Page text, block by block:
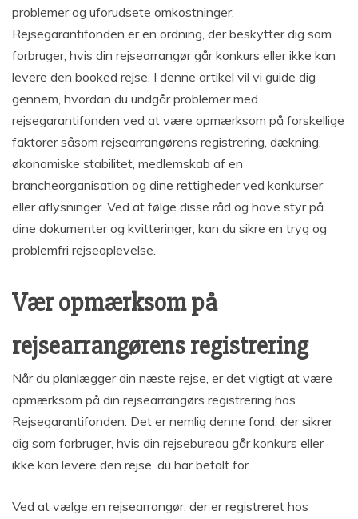
problemer og uforudsete omkostninger.
Rejsegarantifonden er en ordning, der beskytter dig som
forbruger, hvis din rejsearrangør går konkurs eller ikke kan
levere den booked rejse. I denne artikel vil vi guide dig
gennem, hvordan du undgår problemer med
rejsegarantifonden ved at være opmærksom på forskellige
faktorer såsom rejsearrangørens registrering, dækning,
økonomiske stabilitet, medlemskab af en
brancheorganisation og dine rettigheder ved konkurser
eller aflysninger. Ved at følge disse råd og have styr på
dine dokumenter og kvitteringer, kan du sikre en tryg og
problemfri rejseoplevelse.
Vær opmærksom på
rejsearrangørens registrering
Når du planlægger din næste rejse, er det vigtigt at være
opmærksom på din rejsearrangørs registrering hos
Rejsegarantifonden. Det er nemlig denne fond, der sikrer
dig som forbruger, hvis din rejsebureau går konkurs eller
ikke kan levere den rejse, du har betalt for.
Ved at vælge en rejsearrangør, der er registreret hos